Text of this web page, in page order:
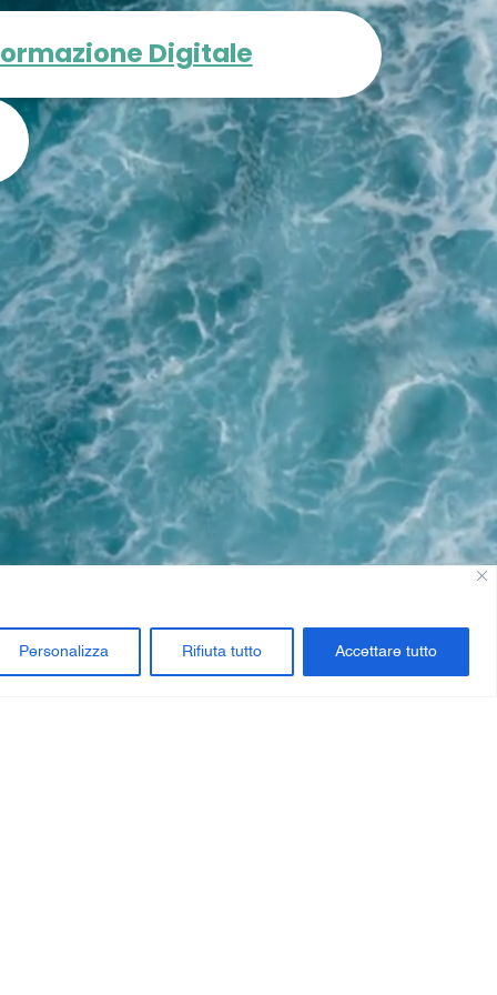
Personalizza Rifiuta tutto Accettare tutto
Digitale